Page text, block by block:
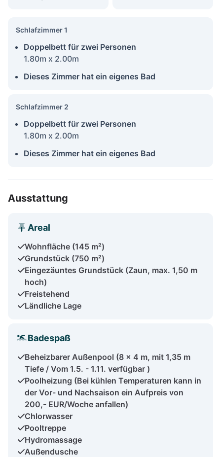
Schlafzimmer 1
Doppelbett für zwei Personen
1.80m x 2.00m
Dieses Zimmer hat ein eigenes Bad
Schlafzimmer 2
Doppelbett für zwei Personen
1.80m x 2.00m
Dieses Zimmer hat ein eigenes Bad
Ausstattung
Areal
Wohnfläche (145 m²)
Grundstück (750 m²)
Eingezäuntes Grundstück (Zaun, max. 1,50 m
hoch)
Freistehend
Ländliche Lage
Badespaß
Beheizbarer Außenpool (8 x 4 m, mit 1,35 m
Tiefe / Vom 1.5. - 1.11. verfügbar )
Poolheizung (Bei kühlen Temperaturen kann in
der Vor- und Nachsaison ein Aufpreis von
200,- EUR/Woche anfallen)
Chlorwasser
Pooltreppe
Hydromassage
Außendusche